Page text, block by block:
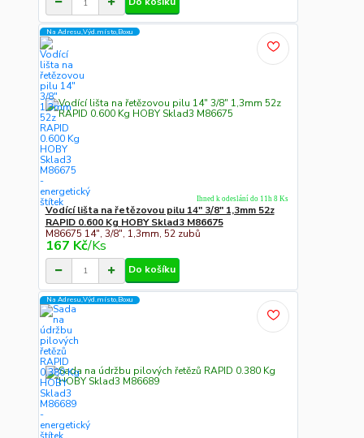
Na Adresu,Výd.místo,Boxu
Vodící lišta na řetězovou pilu 14" 3/8" 1,3mm 52z
RAPID 0.600 Kg HOBY Sklad3 M86675
M86675 14", 3/8", 1,3mm, 52 zubů
167 Kč/Ks
Ihned k odeslání do 11h 8 Ks
Do košíku
Na Adresu,Výd.místo,Boxu